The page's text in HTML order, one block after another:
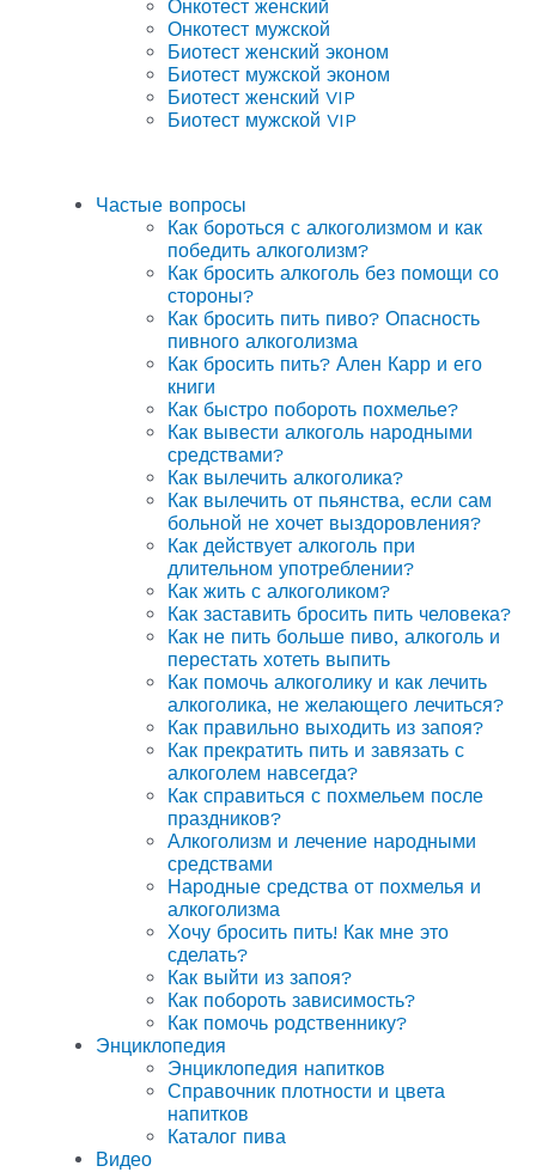
Онкотест женский
Онкотест мужской
Биотест женский эконом
Биотест мужской эконом
Биотест женский VIP
Биотест мужской VIP
Частые вопросы
Как бороться с алкоголизмом и как
победить алкоголизм?
Как бросить алкоголь без помощи со
стороны?
Как бросить пить пиво? Опасность
пивного алкоголизма
Как бросить пить? Ален Карр и его
книги
Как быстро побороть похмелье?
Как вывести алкоголь народными
средствами?
Как вылечить алкоголика?
Как вылечить от пьянства, если сам
больной не хочет выздоровления?
Как действует алкоголь при
длительном употреблении?
Как жить с алкоголиком?
Как заставить бросить пить человека?
Как не пить больше пиво, алкоголь и
перестать хотеть выпить
Как помочь алкоголику и как лечить
алкоголика, не желающего лечиться?
Как правильно выходить из запоя?
Как прекратить пить и завязать с
алкоголем навсегда?
Как справиться с похмельем после
праздников?
Алкоголизм и лечение народными
средствами
Народные средства от похмелья и
алкоголизма
Хочу бросить пить! Как мне это
сделать?
Как выйти из запоя?
Как побороть зависимость?
Как помочь родственнику?
Энциклопедия
Энциклопедия напитков
Справочник плотности и цвета
напитков
Каталог пива
Видео